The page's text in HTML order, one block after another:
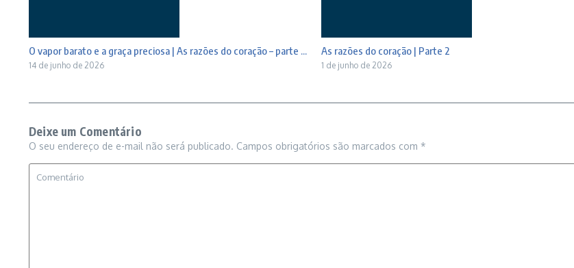
O vapor barato e a graça preciosa | As razões do coração – parte ...
14 de junho de 2026
As razões do coração | Parte 2
1 de junho de 2026
Deixe um Comentário
O seu endereço de e-mail não será publicado. Campos obrigatórios são marcados com *